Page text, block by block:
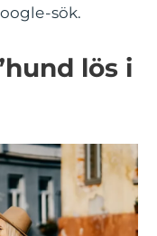
sök.
lös i